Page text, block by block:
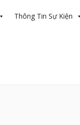
Thông Tin Sự Kiện